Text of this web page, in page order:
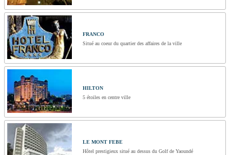
FRANCO
Situé au coeur du quartier des affaires de la ville
HILTON
5 étoiles en centre ville
LE MONT FEBE
Hôtel prestigieux situé au dessus du Golf de Yaoundé